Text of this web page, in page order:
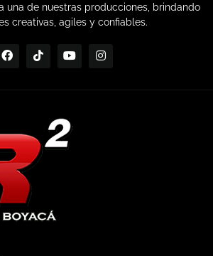
una de nuestras producciones, brindando
creativas, agiles y confiables.